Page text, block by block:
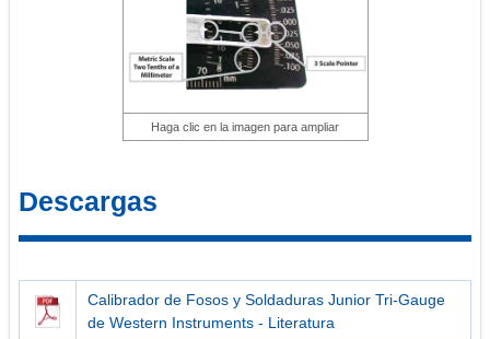
Haga clic en la imagen para ampliar
Descargas
Calibrador de Fosos y Soldaduras Junior Tri-Gauge
de Western Instruments - Literatura